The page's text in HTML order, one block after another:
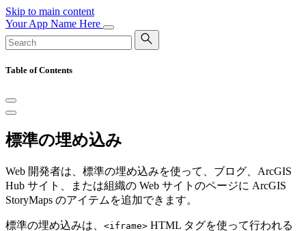
Skip to main content
Your App Name Here
Table of Contents
標準の埋め込み
Web 開発者は、標準の埋め込みを使って、ブログ、ArcGIS
Hub サイト、または組織の Web サイトのページに ArcGIS
StoryMaps のアイテムを追加できます。
標準の埋め込みは、 <iframe> HTML タグを使って行われる